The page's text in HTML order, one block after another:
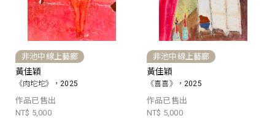
非池中線上藝廊
黃佳穎
《肉坨坨》，2025
作品已售出
NT$ 5,000
非池中線上藝廊
黃佳穎
《喜喜》，2025
作品已售出
NT$ 5,000